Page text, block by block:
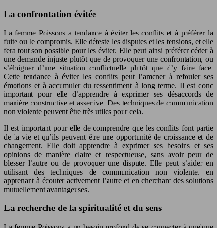
La confrontation évitée
La femme Poissons a tendance à éviter les conflits et à préférer la
fuite ou le compromis. Elle déteste les disputes et les tensions, et elle
fera tout son possible pour les éviter. Elle peut ainsi préférer céder à
une demande injuste plutôt que de provoquer une confrontation, ou
s’éloigner d’une situation conflictuelle plutôt que d’y faire face.
Cette tendance à éviter les conflits peut l’amener à refouler ses
émotions et à accumuler du ressentiment à long terme. Il est donc
important pour elle d’apprendre à exprimer ses désaccords de
manière constructive et assertive. Des techniques de communication
non violente peuvent être très utiles pour cela.
Il est important pour elle de comprendre que les conflits font partie
de la vie et qu’ils peuvent être une opportunité de croissance et de
changement. Elle doit apprendre à exprimer ses besoins et ses
opinions de manière claire et respectueuse, sans avoir peur de
blesser l’autre ou de provoquer une dispute. Elle peut s’aider en
utilisant des techniques de communication non violente, en
apprenant à écouter activement l’autre et en cherchant des solutions
mutuellement avantageuses.
La recherche de la spiritualité et du sens